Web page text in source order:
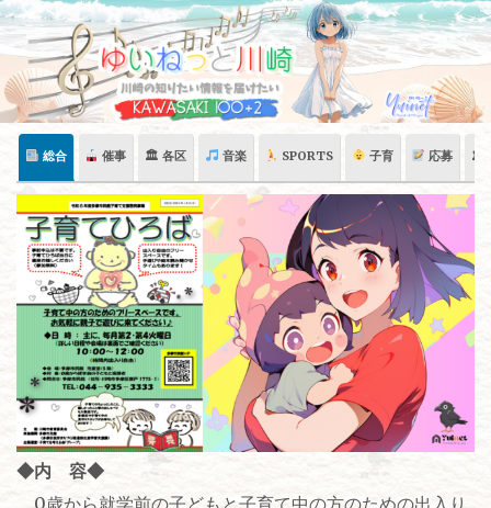
Skip
content
総合 催事 🏛 各区 音楽 SPORTS 子育 応募 🏛
◆内 容◆